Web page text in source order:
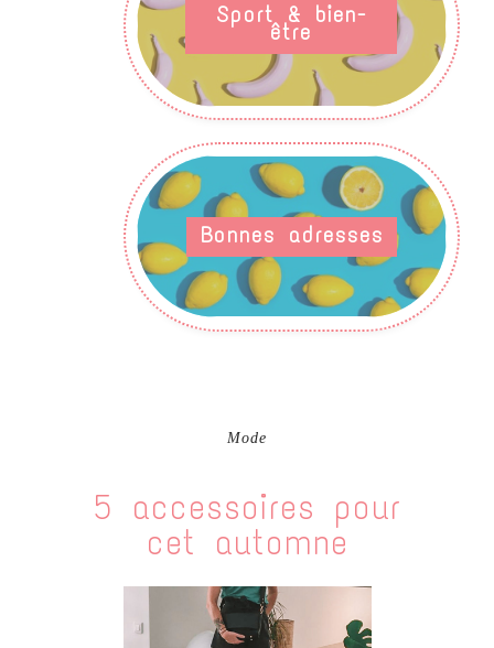
Sport & bien-
être
Bonnes adresses
Mode
5 accessoires pour
cet automne